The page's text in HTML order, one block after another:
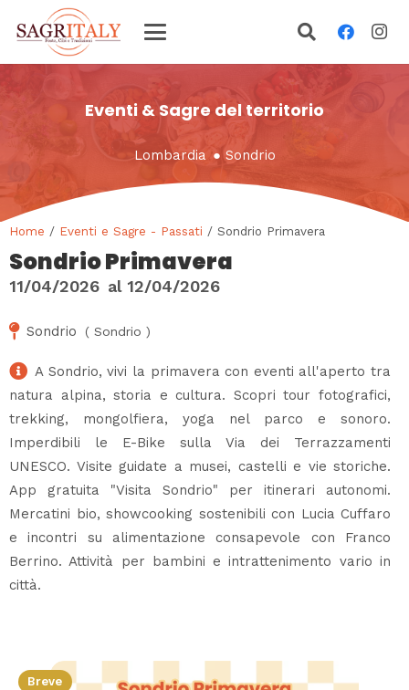
Eventi & Sagre del territorio
Lombardia ● Sondrio
Home / Eventi e Sagre - Passati / Sondrio Primavera
Sondrio Primavera
11/04/2026 al 12/04/2026
Sondrio ( Sondrio )
A Sondrio, vivi la primavera con eventi all'aperto tra
natura alpina, storia e cultura. Scopri tour fotografici,
trekking, mongolfiera, yoga nel parco e sonoro.
Imperdibili le E-Bike sulla Via dei Terrazzamenti
UNESCO. Visite guidate a musei, castelli e vie storiche.
App gratuita "Visita Sondrio" per itinerari autonomi.
Mercatini bio, showcooking sostenibili con Lucia Cuffaro
e incontri su alimentazione consapevole con Franco
Berrino. Attività per bambini e intrattenimento vario in
città.
Breve